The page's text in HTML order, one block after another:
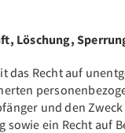
Löschung,
das Recht auf
und den
sowie ein Recht auf